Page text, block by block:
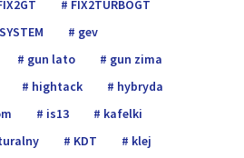
FIX2TURBOGT
gev
gun lato
gun zima
hightack
hybryda
is13
kafelki
KDT
klej